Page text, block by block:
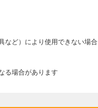
など）により使用できない場合
る場合があります